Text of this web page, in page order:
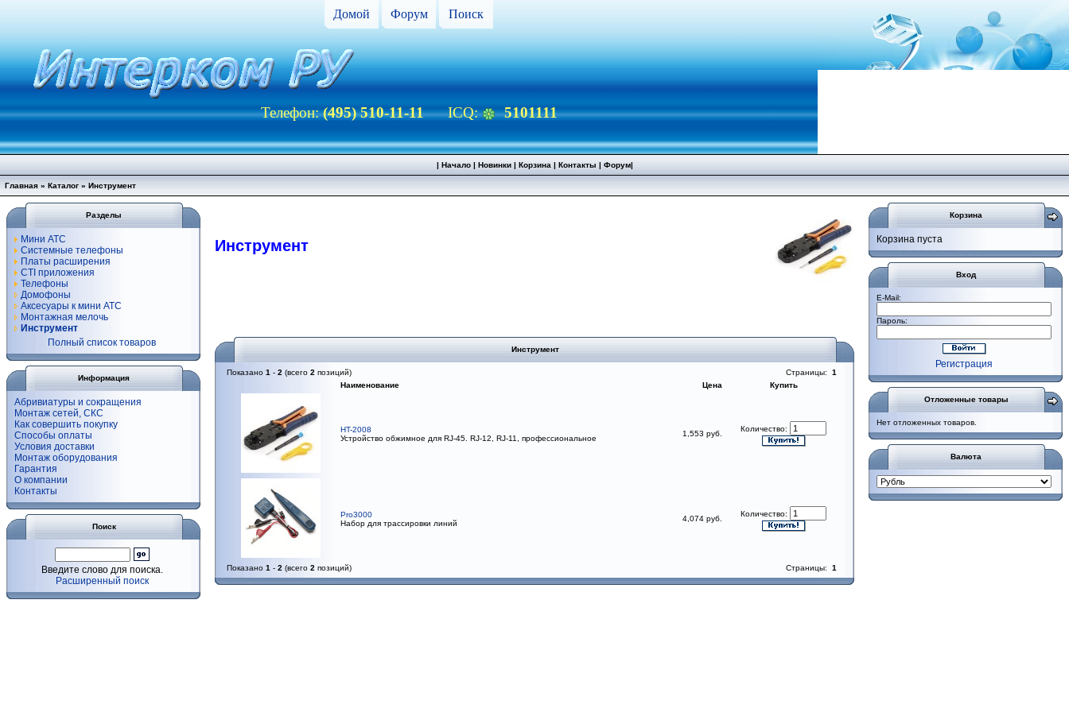
Домой Форум Поиск
Телефон:(495) 510-11-11ICQ: 5101111
| Начало| Новинки| Корзина | Контакты | Форум|
Главная » Каталог » Инструмент
Разделы
Мини АТС
Системные телефоны
Платы расширения
CTI приложения
Телефоны
Домофоны
Аксесуары к мини АТС
Монтажная мелочь
Инструмент
Полный список товаров
Информация
Абривиатуры и сокращения
Монтаж сетей, СКС
Как совершить покупку
Способы оплаты
Условия доставки
Монтаж оборудования
Гарантия
О компании
Контакты
Поиск
Введите слово для поиска.
Расширенный поиск
Инструмент
Инструмент
Показано 1 - 2 (всего 2 позиций) Страницы: 1
Наименование
Цена Купить
HT-2008
Устройство обжимное для RJ-45. RJ-12, RJ-11, профессиональное
1,553 руб.
Количество:
Pro3000
Набор для трассировки линий
4,074 руб.
Количество:
Показано 1 - 2 (всего 2 позиций) Страницы: 1
Корзина
Корзина пуста
Вход
E-Mail:
Пароль:
Регистрация
Отложенные товары
Нет отложенных товаров.
Валюта